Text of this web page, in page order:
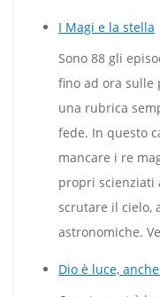
I Magi e la stella
Sono 88 gli
fino ad ora sulle
una rubrica
fede. In questo
mancare i re
propri scienziati
scrutare il cielo,
astronomiche.
Dio è luce,